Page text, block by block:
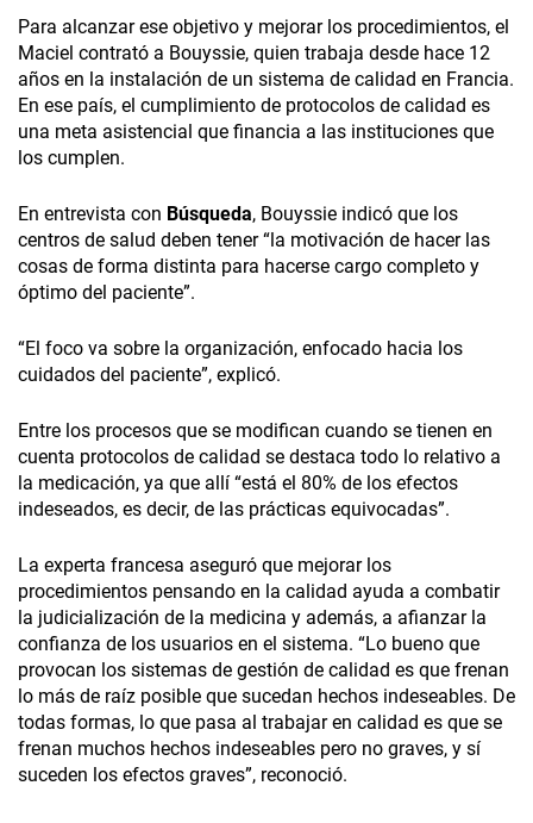
Para alcanzar ese objetivo y mejorar los procedimientos, el
Maciel contrató a Bouyssie, quien trabaja desde hace 12
años en la instalación de un sistema de calidad en Francia.
En ese país, el cumplimiento de protocolos de calidad es
una meta asistencial que financia a las instituciones que
los cumplen.
En entrevista con Búsqueda, Bouyssie indicó que los
centros de salud deben tener “la motivación de hacer las
cosas de forma distinta para hacerse cargo completo y
óptimo del paciente”.
“El foco va sobre la organización, enfocado hacia los
cuidados del paciente”, explicó.
Entre los procesos que se modifican cuando se tienen en
cuenta protocolos de calidad se destaca todo lo relativo a
la medicación, ya que allí “está el 80% de los efectos
indeseados, es decir, de las prácticas equivocadas”.
La experta francesa aseguró que mejorar los
procedimientos pensando en la calidad ayuda a combatir
la judicialización de la medicina y además, a afianzar la
confianza de los usuarios en el sistema. “Lo bueno que
provocan los sistemas de gestión de calidad es que frenan
lo más de raíz posible que sucedan hechos indeseables. De
todas formas, lo que pasa al trabajar en calidad es que se
frenan muchos hechos indeseables pero no graves, y sí
suceden los efectos graves”, reconoció.